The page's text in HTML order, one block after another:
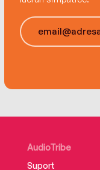
AudioTribe
Suport